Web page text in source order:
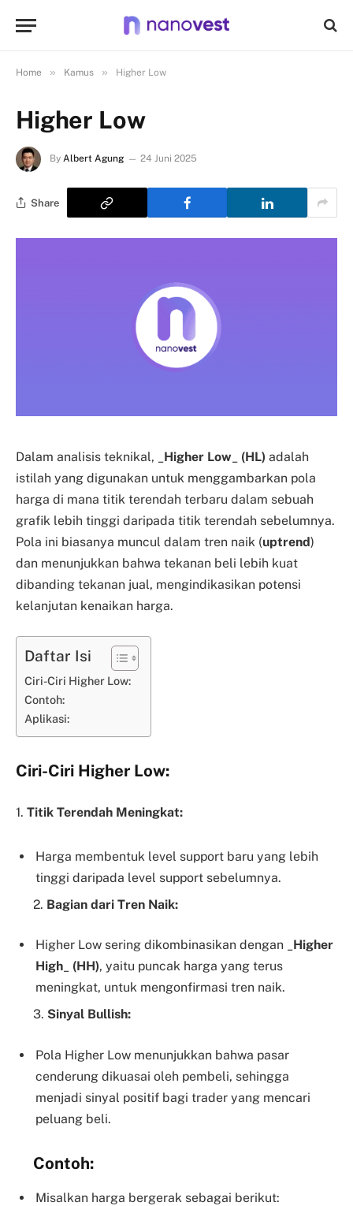
Home » Kamus » Higher Low
Higher Low
By Albert Agung 24 Juni 2025
Share
Dalam analisis teknikal, _ Higher Low (HL) adalah
istilah yang digunakan untuk menggambarkan pola
harga di mana titik terendah terbaru dalam sebuah
grafik lebih tinggi daripada titik terendah sebelumnya.
Pola ini biasanya muncul dalam tren naik (uptrend)
dan menunjukkan bahwa tekanan beli lebih kuat
dibanding tekanan jual, mengindikasikan potensi
kelanjutan kenaikan harga.
Daftar Isi
Ciri-Ciri Higher Low:
Contoh:
Aplikasi:
Ciri-Ciri Higher Low:
1. Titik Terendah Meningkat:
Harga membentuk level support baru yang lebih
tinggi daripada level support sebelumnya.
2. Bagian dari Tren Naik:
Higher Low sering dikombinasikan dengan _ Higher
High
(HH), yaitu puncak harga yang terus
meningkat, untuk mengonfirmasi tren naik.
3. Sinyal Bullish:
Pola Higher Low menunjukkan bahwa pasar
cenderung dikuasai oleh pembeli, sehingga
menjadi sinyal positif bagi trader yang mencari
peluang beli.
Contoh:
Misalkan harga bergerak sebagai berikut: